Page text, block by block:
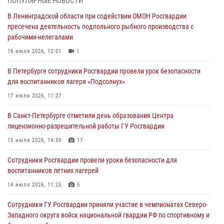
В Центральном районе росгвардейцы оперативно задержали
хулигана, стрелявшего из пускового устройства рядом с жилыми
домами
06 августа 2026, 11:36
Сотрудники и военнослужащие Росгвардии обеспечили
правопорядок при проведении матча "Зенит" - "Балтика"
06 августа 2026, 07:30
В Выборгском районе наряд Росгвардии обнаружил
разыскиваемый преступный автотранспорт
05 августа 2026, 12:25 2
Петербургские росгвардейцы обнаружили объявленный в розыск
автомобиль, ранее использовавшийся при совершении кражи в
Ленобласти
В Ленинградской области при содействии ОМОН Росгвардии
пресечена деятельность подпольного рыбного производства с
рабочими-нелегалами
16 июля 2026, 12:01 1
В Петербурге сотрудники Росгвардии провели урок безопасности
для воспитанников лагеря «Подсолнух»
17 июля 2026, 11:27
В Санкт-Петербурге отметили день образования Центра
лицензионно-разрешительной работы ГУ Росгвардии
15 июля 2026, 14:59 17
Сотрудники Росгвардии провели уроки безопасности для
воспитанников летних лагерей
14 июля 2026, 11:25 5
Сотрудники ГУ Росгвардии приняли участие в чемпионатах Северо-
Западного округа войск национальной гвардии РФ по спортивному и